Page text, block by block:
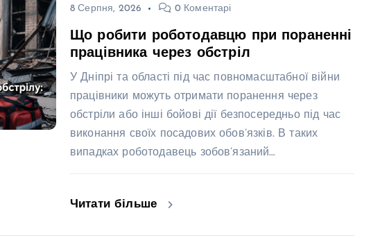
8 Серпня, 2026 0 Коментарі
Що робити роботодавцю при пораненні
працівника через обстріл
У Дніпрі та області під час повномасштабної війни
працівники можуть отримати поранення через
обстріли або інші бойові дії безпосередньо під час
виконання своїх посадових обов’язків. В таких
випадках роботодавець зобов’язаний…
Читати більше